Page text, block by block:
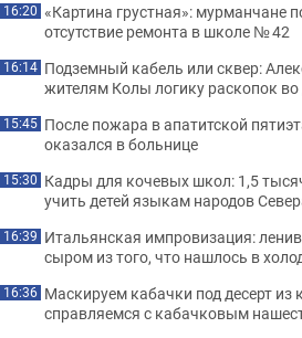
16:20 «Картина грустная»: мурманчане
отсутствие ремонта в школе № 42
16:14 Подземный кабель или сквер:
жителям Колы логику раскопок во
15:45 После пожара в апатитской
оказался в больнице
15:30 Кадры для кочевых школ: 1,5
учить детей языкам народов
16:39 Итальянская импровизация:
сыром из того, что нашлось в
16:36 Маскируем кабачки под десерт
справляемся с кабачковым